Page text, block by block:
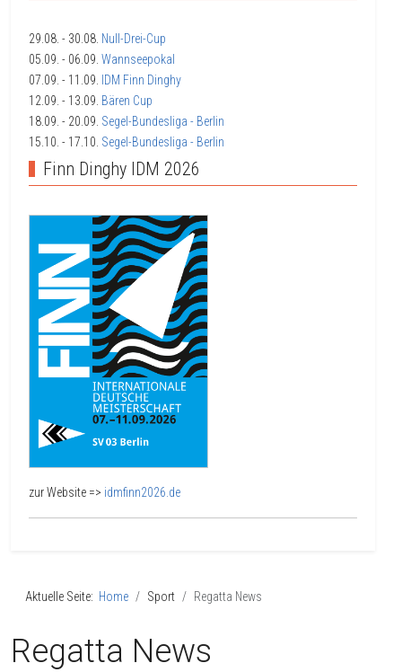
29.08. - 30.08. Null-Drei-Cup
05.09. - 06.09. Wannseepokal
07.09. - 11.09. IDM Finn Dinghy
12.09. - 13.09. Bären Cup
18.09. - 20.09. Segel-Bundesliga - Berlin
15.10. - 17.10. Segel-Bundesliga - Berlin
Finn Dinghy IDM 2026
zur Website => idmfinn2026.de
Aktuelle Seite: Home Sport Regatta News
Regatta News